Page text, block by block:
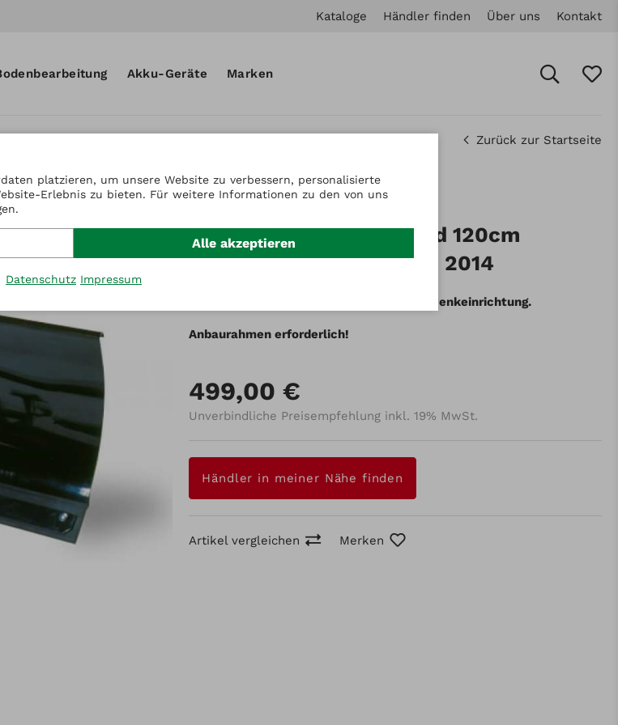
Kataloge Händler finden Über uns Kontakt
Akku-Geräte Marken
Zurück zur Startseite
Federklappenräumschild 120cm
mit Schwenkeinr. bis Bj. 2014
Federklappenräumschild 120cm mit Schwenkeinrichtung.
Anbaurahmen erforderlich!
499,00 €
Unverbindliche Preisempfehlung inkl. 19% MwSt.
Händler in meiner Nähe finden
Artikel vergleichen Merken
platzieren, um unsere Website zu verbessern, personalisierte
Erlebnis zu bieten. Für weitere Informationen zu den von uns
Alle akzeptieren
Datenschutz Impressum